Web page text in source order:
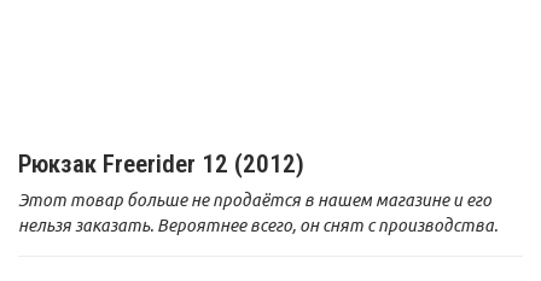
Рюкзак Freerider 12 (2012)
Этот товар больше не продаётся в нашем магазине и его
нельзя заказать. Вероятнее всего, он снят с производства.